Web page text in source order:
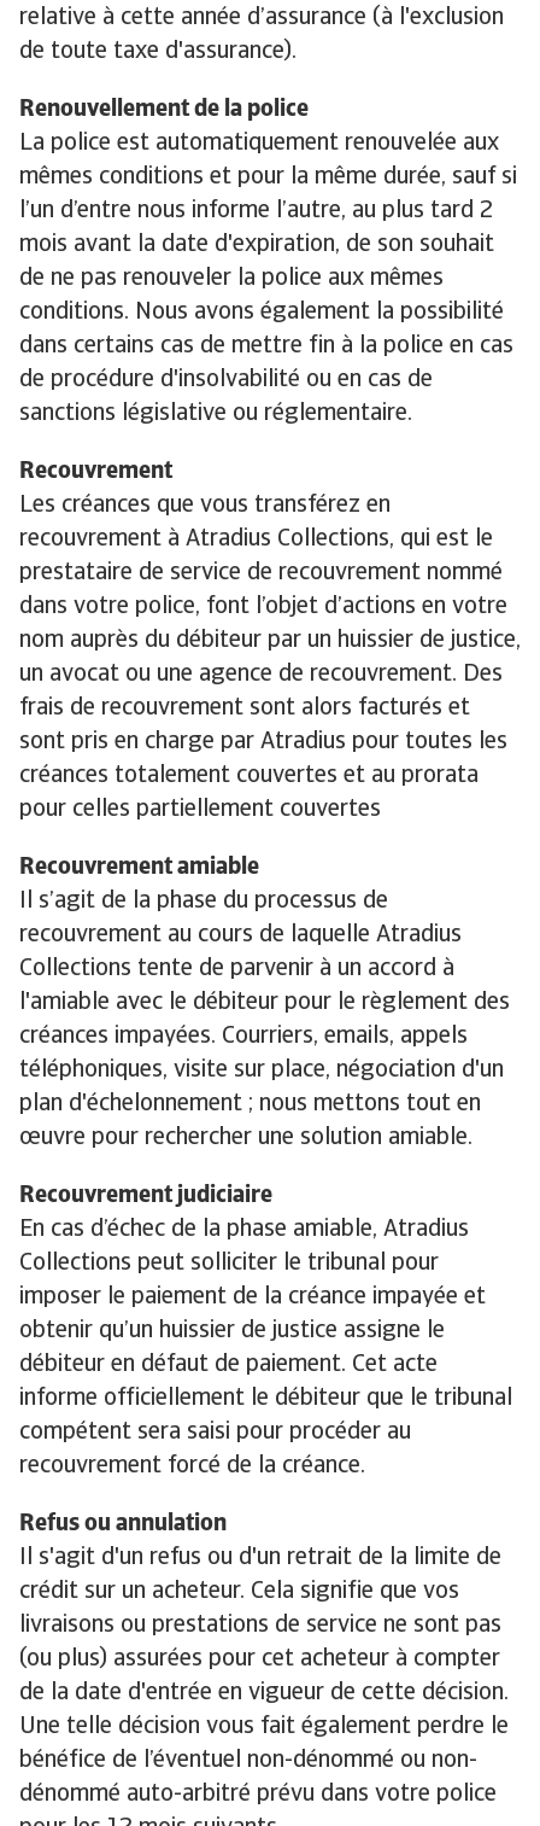
relative à cette année d’assurance (à l'exclusion
de toute taxe d'assurance).
Renouvellement de la police
La police est automatiquement renouvelée aux
mêmes conditions et pour la même durée, sauf si
l’un d’entre nous informe l’autre, au plus tard 2
mois avant la date d'expiration, de son souhait
de ne pas renouveler la police aux mêmes
conditions. Nous avons également la possibilité
dans certains cas de mettre fin à la police en cas
de procédure d'insolvabilité ou en cas de
sanctions législative ou réglementaire.
Recouvrement
Les créances que vous transférez en
recouvrement à Atradius Collections, qui est le
prestataire de service de recouvrement nommé
dans votre police, font l’objet d’actions en votre
nom auprès du débiteur par un huissier de justice,
un avocat ou une agence de recouvrement. Des
frais de recouvrement sont alors facturés et
sont pris en charge par Atradius pour toutes les
créances totalement couvertes et au prorata
pour celles partiellement couvertes
Recouvrement amiable
Il s’agit de la phase du processus de
recouvrement au cours de laquelle Atradius
Collections tente de parvenir à un accord à
l'amiable avec le débiteur pour le règlement des
créances impayées. Courriers, emails, appels
téléphoniques, visite sur place, négociation d'un
plan d'échelonnement ; nous mettons tout en
œuvre pour rechercher une solution amiable.
Recouvrement judiciaire
En cas d’échec de la phase amiable, Atradius
Collections peut solliciter le tribunal pour
imposer le paiement de la créance impayée et
obtenir qu’un huissier de justice assigne le
débiteur en défaut de paiement. Cet acte
informe officiellement le débiteur que le tribunal
compétent sera saisi pour procéder au
recouvrement forcé de la créance.
Refus ou annulation
Il s'agit d'un refus ou d'un retrait de la limite de
crédit sur un acheteur. Cela signifie que vos
livraisons ou prestations de service ne sont pas
(ou plus) assurées pour cet acheteur à compter
de la date d'entrée en vigueur de cette décision.
Une telle décision vous fait également perdre le
bénéfice de l’éventuel non-dénommé ou non-
dénommé auto-arbitré prévu dans votre police